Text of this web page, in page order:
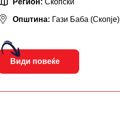
Општина: Гази Баба (Скопје)
Види повеќе